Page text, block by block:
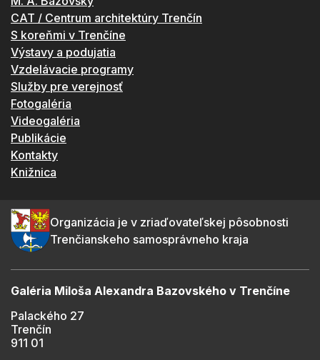
CAT / Centrum architektúry Trenčín
S koreňmi v Trenčíne
Výstavy a podujatia
Vzdelávacie programy
Služby pre verejnosť
Fotogaléria
Videogaléria
Publikácie
Kontakty
Knižnica
Organizácia je v zriaďovateľskej pôsobnosti
Trenčianskeho samosprávneho kraja
Galéria Miloša Alexandra Bazovského v Trenčíne
Palackého 27
Trenčín
911 01